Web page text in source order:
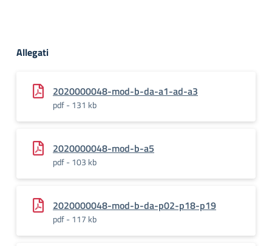
Allegati
2020000048-mod-b-da-a1-ad-a3
pdf - 131 kb
2020000048-mod-b-a5
pdf - 103 kb
2020000048-mod-b-da-p02-p18-p19
pdf - 117 kb